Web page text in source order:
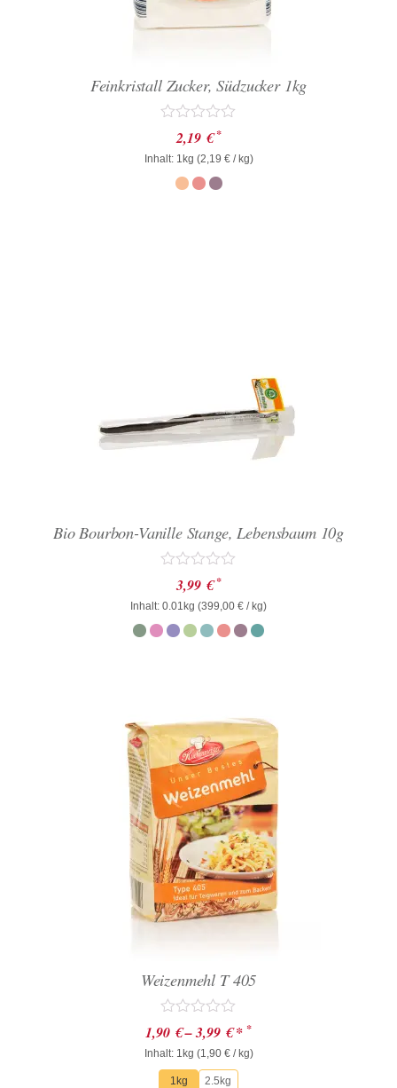
Feinkristall Zucker, Südzucker 1kg
Bewertet
mit
0
von
2,19 € *
Inhalt: 1kg (2,19 €/ kg)
Bio Bourbon-Vanille Stange, Lebensbaum 10g
Bewertet
mit
0
von
5
3,99 € *
Inhalt: 0.01kg (399,00 € / kg)
Weizenmehl T 405
Bewertet
mit
0
von
1,90 €–3,99 €* *
Inhalt: 1kg (1,90 €/ kg)
1kg 2.5kg